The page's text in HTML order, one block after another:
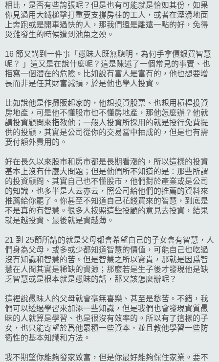
相比，是否有些誇張呢？但是也有可能就是恰如其份，如果
你見過用大鐵槌擊打重要支撐房柱的工人，或者在溼滑地面
上奔跑或是開車過快的人，那我們還是離遠一點的好，免得
災難發生的時候遭到池魚之殃。
16 節又講到一件事「愚昧人既無聰明，為何手拿價銀買智慧
呢？ 」這又是在說什麼呢？這是陳述了一個常見的事實、也
描寫一個潛在的危險。比如說有富人是富有的，他也想要增
長而非是任其財富減損，於是他也學人投資。
比如說他是作攤販起家的，他想投資股票、也想用槓桿投資
房地產，可是他不懂股市也不懂房地產，那他怎麼辦？他就
請投資顧問來指教他；一般人投資所採用的就是投行免費提
供的投顧，其實是公司從你的交易當中抽成的，但是也有需
要付額外費用的。
好在長久以來股市和房市都是長期看漲的，所以這樣的投資
基本上沒有什麼大問題；但是他們所不知道的是：那些所謂
的投資顧問、其實自己也不懂股市，他們對於產業或是公司
的知識，也多半是人云亦云，照公司給他們的推薦的資料來
推薦給你罷了。你甚至不知道自己花錢買來的智慧，到底是
不是真的有智慧。很多人按照這些投顧的意見去投資，結果
就是越投資、最後就是資越薄。
21 到 25節所講的就是父母都會希望自己的子女會有智慧，人
們身為父母，或多或少都知道智慧的價值，可能自己也吃過
沒有知識和智慧的苦。但是智慧之所以寶貴，那就是因爲智
慧在人間其實是稀缺的資源；那麼若是生子後才發現他是缺
乏智慧或是根本就是愚昧的話，那又該怎麼辦呢？
這裡說愚昧人的父母就會毫無喜樂、甚至是愁苦。不錯，我
們可以透過學習來加添一些知識，但是我們也會發現資質愚
昧的人就算是學習、也是很沒有效率的。所以有了這樣的子
女，也只能寄望於爲他累積一些資本，並且教他學習一些防
衛性的基本知識和方法。
我不期望你能夠發家致富，但是你最好能夠保住家業。要不